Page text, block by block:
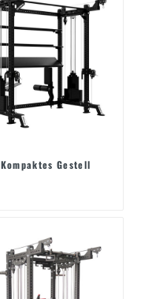
Kompaktes Gestell